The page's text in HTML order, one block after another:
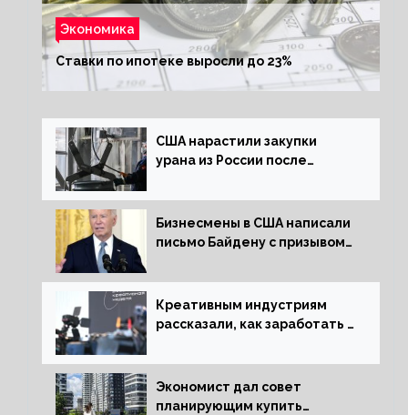
Экономика
Ставки по ипотеке выросли до 23%
США нарастили закупки
урана из России после
Бизнесмены в США написали
письмо Байдену с призывом
Креативным индустриям
рассказали, как заработать 2
экономики
Экономист дал совет
планирующим купить